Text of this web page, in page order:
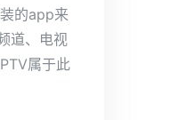
的app来
道、电视
属于此